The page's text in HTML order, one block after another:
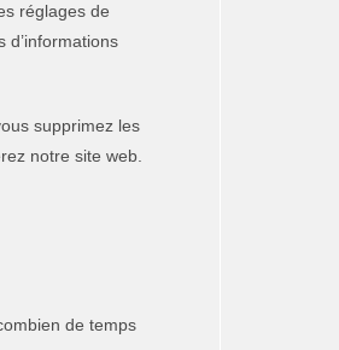
réglages de
d’informations
supprimez les
notre site web.
de temps